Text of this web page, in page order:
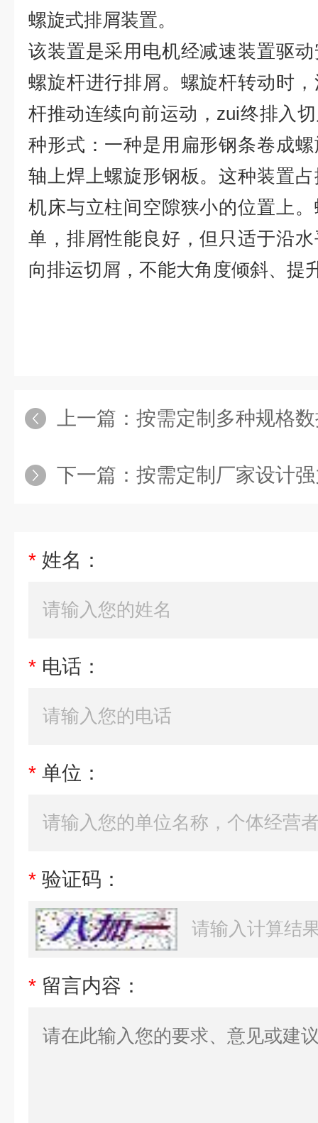
螺旋式排屑装置。
该装置是采用电机经减速装置驱
螺旋杆进行排屑。螺旋杆转动时
杆推动连续向前运动，zui终排入
种形式：一种是用扁形钢条卷成
轴上焊上螺旋形钢板。这种装置
机床与立柱间空隙狭小的位置上
单，排屑性能良好，但只适于沿
向排运切屑，不能大角度倾斜、提
上一篇： 按需定制多种规格
下一篇： 按需定制厂家设计强
* 姓名：
* 电话：
* 单位：
* 验证码：
* 留言内容：